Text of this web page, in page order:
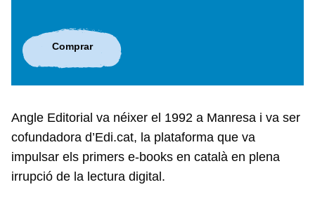
Comprar
Angle Editorial va néixer el 1992 a Manresa i va ser
cofundadora d’Edi.cat, la plataforma que va
impulsar els primers e‑books en català en plena
irrupció de la lectura digital.